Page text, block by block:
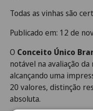
Todas as vinhas são
Publicado em: 12 de
O Conceito Único
notável na avaliação da
alcançando uma
20 valores, distinção
absoluta.